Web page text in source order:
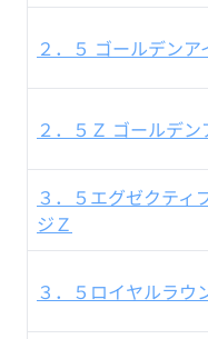
２．５ ゴールデン
２．５Ｚ ゴールデン
３．５エグゼクティ
ジＺ
３．５ロイヤルラウ